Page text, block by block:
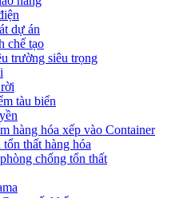
dự án
chế tạo
trường siêu trọng
tàu biển
hàng hóa xếp vào Container
thất hàng hóa
chống tổn thất